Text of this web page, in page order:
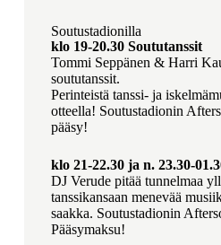
Soutustadionilla
klo 19-20.30 Soututanssit
Tommi Seppänen & Harri
soututanssit.
Perinteistä tanssi- ja
otteella! Soutustadionin
pääsy!
klo 21-22.30 ja n. 23.30-
DJ Verude pitää tunnelmaa
tanssikansaan menevää
saakka. Soutustadionin
Pääsymaksu!